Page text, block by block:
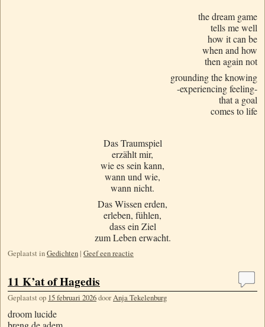
the dream game
tells me well
how it can be
when and how
then again not
grounding the knowing
-experiencing feeling-
that a goal
comes to life
Das Traumspiel
erzählt mir,
wie es sein kann,
wann und wie,
wann nicht.
Das Wissen erden,
erleben, fühlen,
dass ein Ziel
zum Leben erwacht.
Geplaatst inGedichten | Geef een reactie
11 K’at of Hagedis
Geplaatst op 15 februari 2026doorAnja Tekelenburg
droom lucide